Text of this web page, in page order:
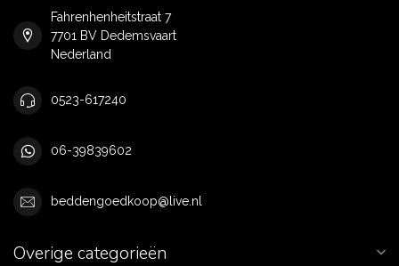
Fahrenhenheitstraat 7
7701 BV Dedemsvaart
Nederland
0523-617240
06-39839602
beddengoedkoop@live.nl
Overige categorieën